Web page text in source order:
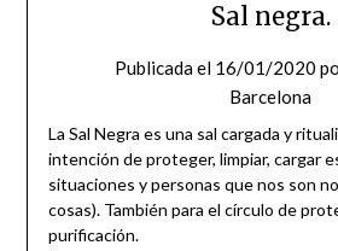
Sal negra.
Publicada el 16/01/2020
Barcelona
La Sal Negra es una sal cargada y
intención de proteger, limpiar, cargar
situaciones y personas que nos son
cosas). También para el círculo de
purificación.